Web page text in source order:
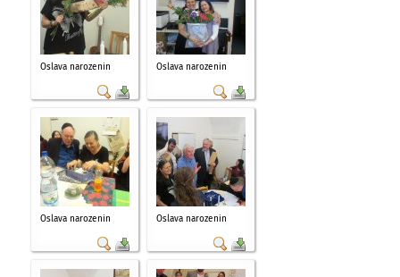
Oslava narozenin Oslava narozenin
Oslava narozenin Oslava narozenin